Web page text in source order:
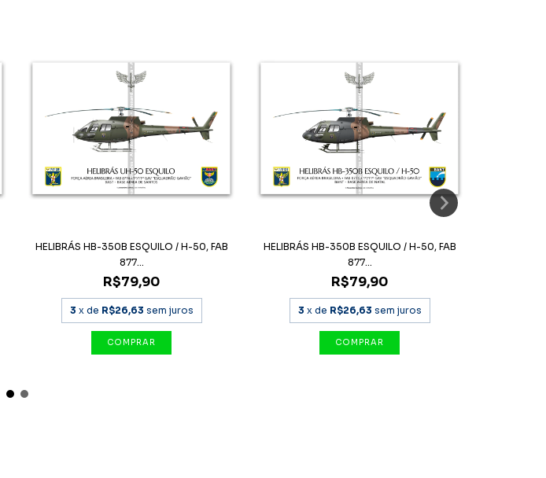
HELIBRÁS HB-350B ESQUILO / H-50, FAB
877...
R$79,90
3 x de R$26,63 sem juros
HELIBRÁS HB-350B ESQUILO / H-50, FAB
877...
R$79,90
3 x de R$26,63 sem juros